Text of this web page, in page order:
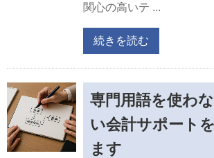
関心の高いテ ...
続きを読む
専門用語を使わ
い会計サポート
ます